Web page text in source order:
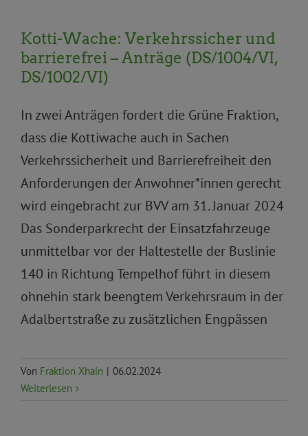
Kotti-Wache: Verkehrssicher und
barrierefrei – Anträge (DS/1004/VI,
DS/1002/VI)
In zwei Anträgen fordert die Grüne Fraktion,
dass die Kottiwache auch in Sachen
Verkehrssicherheit und Barrierefreiheit den
Anforderungen der Anwohner*innen gerecht
wird eingebracht zur BVV am 31. Januar 2024
Das Sonderparkrecht der Einsatzfahrzeuge
unmittelbar vor der Haltestelle der Buslinie
140 in Richtung Tempelhof führt in diesem
ohnehin stark beengtem Verkehrsraum in der
Adalbertstraße zu zusätzlichen Engpässen
Von Fraktion Xhain | 06.02.2024
Weiterlesen